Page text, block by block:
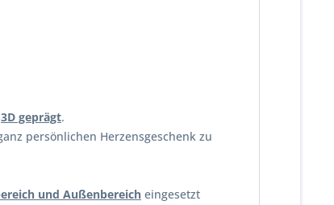
3D geprägt.
persönlichen Herzensgeschenk zu
und Außenbereich eingesetzt